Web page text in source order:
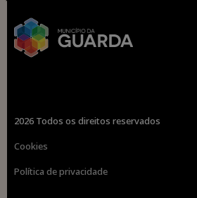
2026 Todos os direitos reservados
Cookies
Política de privacidade